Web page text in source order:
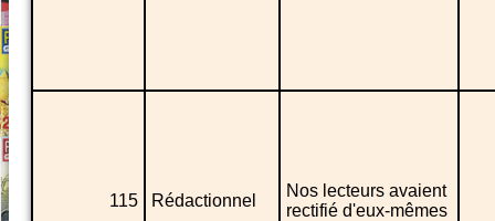
115 Rédactionnel
Nos lecteurs avaient
rectifié d'eux-mêmes